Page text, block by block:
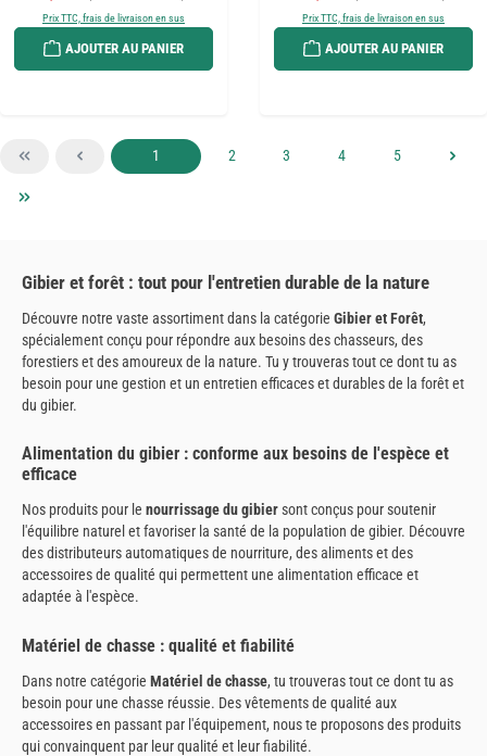
Prix TTC, frais de livraison en sus
AJOUTER AU PANIER
Prix TTC, frais de livraison en sus
AJOUTER AU PANIER
Page
1 Page
2 Page
3 Page
4 Page
5
Gibier et forêt : tout pour l'entretien durable de la nature
Découvre notre vaste assortiment dans la catégorie Gibier et Forêt,
spécialement conçu pour répondre aux besoins des chasseurs, des
forestiers et des amoureux de la nature. Tu y trouveras tout ce dont tu as
besoin pour une gestion et un entretien efficaces et durables de la forêt et
du gibier.
Alimentation du gibier : conforme aux besoins de l'espèce et
efficace
Nos produits pour le nourrissage du gibiersont conçus pour soutenir
l'équilibre naturel et favoriser la santé de la population de gibier. Découvre
des distributeurs automatiques de nourriture, des aliments et des
accessoires de qualité qui permettent une alimentation efficace et
adaptée à l'espèce.
Matériel de chasse : qualité et fiabilité
Dans notre catégorie Matériel de chasse, tu trouveras tout ce dont tu as
besoin pour une chasse réussie. Des vêtements de qualité aux
accessoires en passant par l'équipement, nous te proposons des produits
qui convainquent par leur qualité et leur fiabilité.